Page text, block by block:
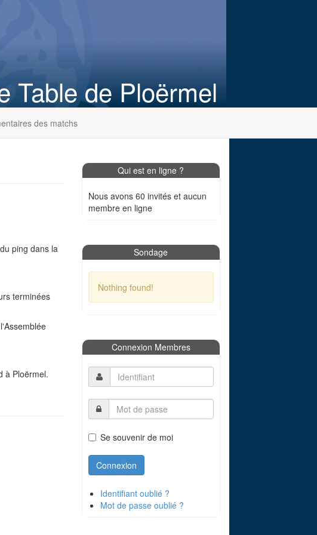
Table de Ploërmel
des matchs
ping dans la
terminées
à Ploërmel.
Qui est en ligne ?
Nous avons 60 invités et aucun
membre en ligne
Sondage
Nothing found!
Connexion Membres
Se souvenir de moi
Identifiant oublié ?
Mot de passe oublié ?